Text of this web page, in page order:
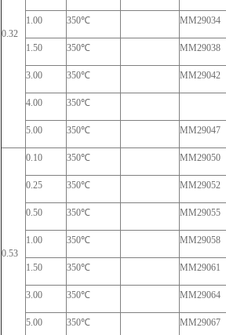
0.32
1.00 350℃ MM29034
1.50 350℃ MM29038
3.00 350℃ MM29042
4.00 350℃
5.00 350℃ MM29047
0.53
0.10 350℃ MM29050
0.25 350℃ MM29052
0.50 350℃ MM29055
1.00 350℃ MM29058
1.50 350℃ MM29061
3.00 350℃ MM29064
5.00 350℃ MM29067